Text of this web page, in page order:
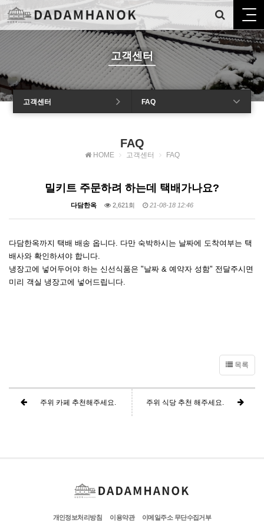
고객센터
고객센터 FAQ
FAQ
HOME 고객센터 FAQ
밀키트 주문하려 하는데 택배가나요?
다담한옥 2,621회 21-08-18 12:46
다담한옥까지 택배 배송 옵니다. 다만 숙박하시는 날짜에 도착여부는 택
배사와 확인하셔야 합니다.
냉장고에 넣어두어야 하는 신선식품은 "날짜 & 예약자 성함" 전달주시면
미리 객실 냉장고에 넣어드립니다.
목록
주위 카페 추천해주세요. 주위 식당 추천 해주세요.
개인정보처리방침 이용약관 이메일주소 무단수집거부